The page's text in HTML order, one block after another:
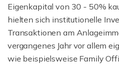
Eigenkapital von 30 - 50%
hielten sich institutionelle
Transaktionen am
vergangenes Jahr vor allem
wie beispielsweise Family